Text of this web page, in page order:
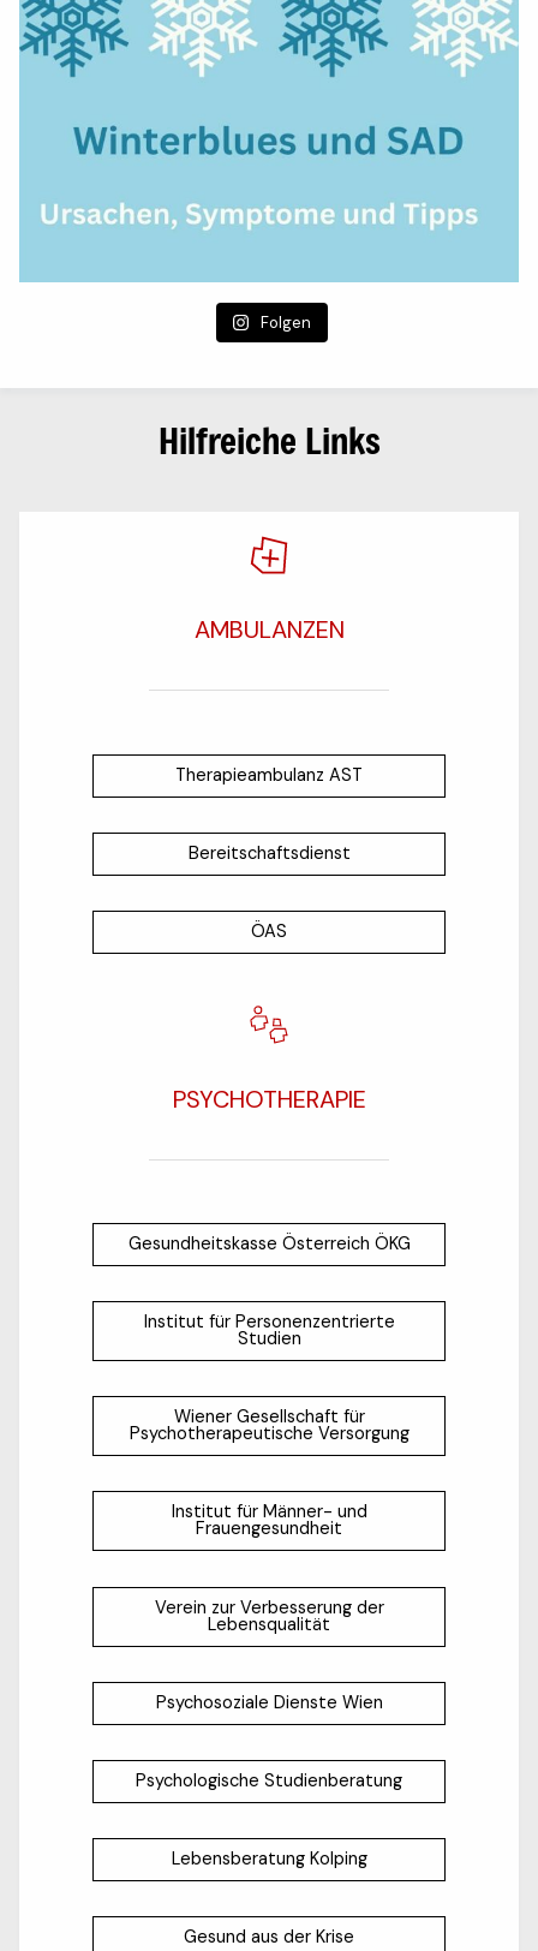
Folgen
Hilfreiche Links
AMBULANZEN
Therapieambulanz AST
Bereitschaftsdienst
ÖAS
PSYCHOTHERAPIE
Gesundheitskasse Österreich ÖKG
Institut für Personenzentrierte
Studien
Wiener Gesellschaft für
Psychotherapeutische Versorgung
Institut für Männer- und
Frauengesundheit
Verein zur Verbesserung der
Lebensqualität
Psychosoziale Dienste Wien
Psychologische Studienberatung
Lebensberatung Kolping
Gesund aus der Krise